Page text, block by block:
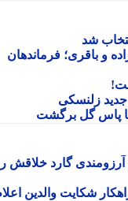
شد
باقری؛ فرماندهان
زلنسکی
پاس گل برگشت
گارد خلاقش را
شکایت والدین اعلام